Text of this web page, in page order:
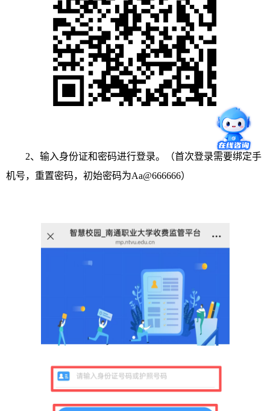
2、输入身份证和密码进行登录。（首次登录需要绑定手
机号，重置密码， 初始密码为Aa@666666）